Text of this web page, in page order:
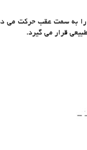
به سمت عقب حرکت می
قرار می گیرد.